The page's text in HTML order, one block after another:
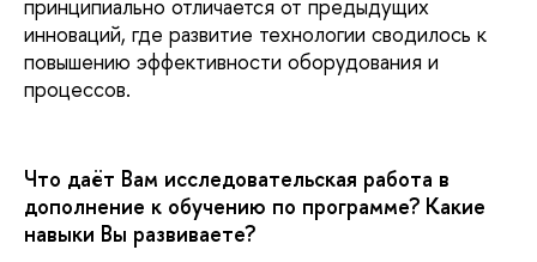
принципиально отличается от предыдущих
инноваций, где развитие технологии сводилось к
повышению эффективности оборудования и
процессов.
Что даёт Вам исследовательская работа в
дополнение к обучению по программе? Какие
навыки Вы развиваете?